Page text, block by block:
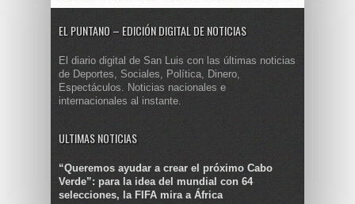
EL PUNTANO – EDICIÓN DIGITAL DE NOTICIAS
El diario digital de San Luis con las últimas noticias
de Deportes, Sociales, Política, Dinero,
Espectáculos. Noticias nacionales e
internacionales al instante.
ULTIMAS NOTICIAS
“Queremos ayudar a crear el próximo Cabo
Verde”: para la idea del mundial con 64
selecciones, la FIFA mira a África